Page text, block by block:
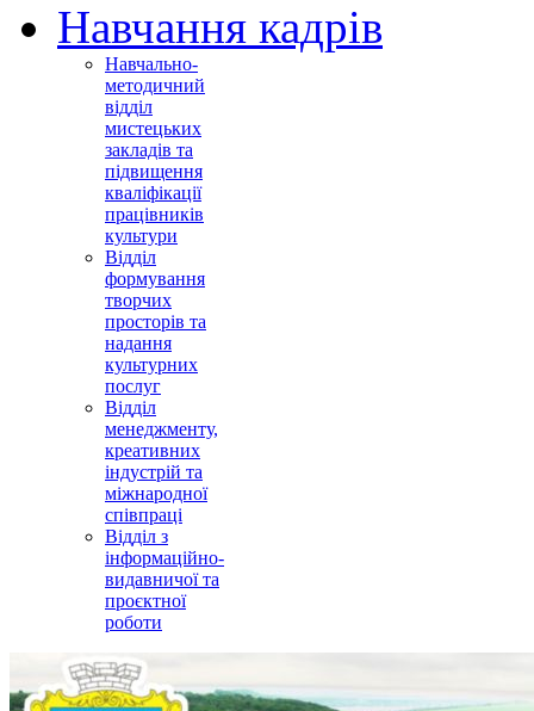
Навчання кадрів
Навчально-
методичний
відділ
мистецьких
закладів та
підвищення
кваліфікації
працівників
культури
Відділ
формування
творчих
просторів та
надання
культурних
послуг
Відділ
менеджменту,
креативних
індустрій та
міжнародної
співпраці
Відділ з
інформаційно-
видавничої та
проєктної
роботи